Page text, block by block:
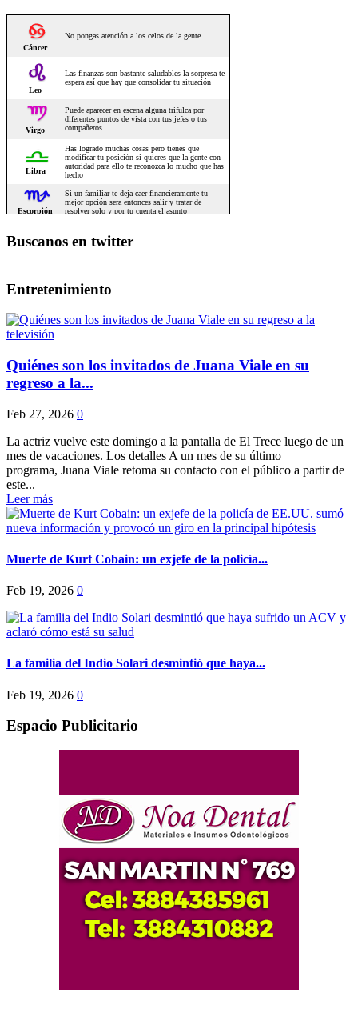
Buscanos en twitter
Entretenimiento
Quiénes son los invitados de Juana Viale en su
regreso a la...
Feb 27, 2026 0
La actriz vuelve este domingo a la pantalla de El Trece luego de un
mes de vacaciones. Los detalles A un mes de su último
programa, Juana Viale retoma su contacto con el público a partir de
este...
Leer más
Muerte de Kurt Cobain: un exjefe de la policía...
Feb 19, 2026 0
La familia del Indio Solari desmintió que haya...
Feb 19, 2026 0
Espacio Publicitario